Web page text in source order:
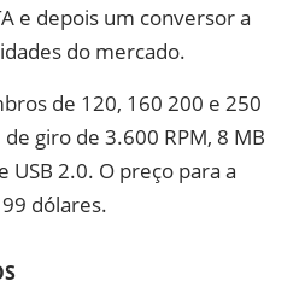
e depois um conversor a
do mercado.
de 120, 160 200 e 250
giro de 3.600 RPM, 8 MB
USB 2.0. O preço para a
dólares.